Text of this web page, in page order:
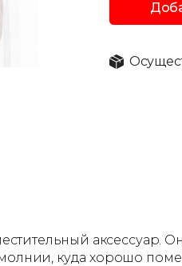
аксессуар.
куда хорошо